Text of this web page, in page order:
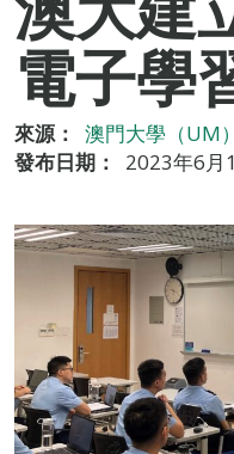
電子學
來源：
澳門大學（UM）
發布日期：
2023年6月